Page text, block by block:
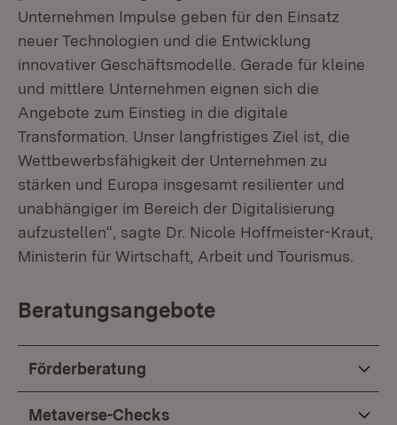
Unternehmen Impulse geben für den Einsatz
neuer Technologien und die Entwicklung
innovativer Geschäftsmodelle. Gerade für kleine
und mittlere Unternehmen eignen sich die
Angebote zum Einstieg in die digitale
Transformation. Unser langfristiges Ziel ist, die
Wettbewerbsfähigkeit der Unternehmen zu
stärken und Europa insgesamt resilienter und
unabhängiger im Bereich der Digitalisierung
aufzustellen“, sagte Dr. Nicole Hoffmeister-Kraut,
Ministerin für Wirtschaft, Arbeit und Tourismus.
Beratungsangebote
Förderberatung
Metaverse-Checks